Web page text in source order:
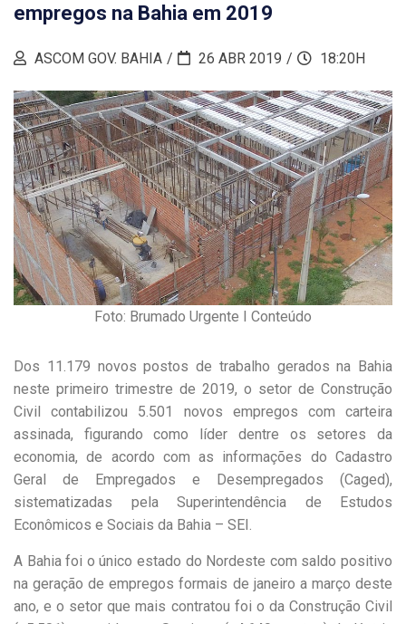
empregos na Bahia em 2019
ASCOM GOV. BAHIA 26 ABR 2019 18:20H
Foto: Brumado Urgente I Conteúdo
Dos 11.179 novos postos de trabalho gerados na Bahia
neste primeiro trimestre de 2019, o setor de Construção
Civil contabilizou 5.501 novos empregos com carteira
assinada, figurando como líder dentre os setores da
economia, de acordo com as informações do Cadastro
Geral de Empregados e Desempregados (Caged),
sistematizadas pela Superintendência de Estudos
Econômicos e Sociais da Bahia – SEI.
A Bahia foi o único estado do Nordeste com saldo positivo
na geração de empregos formais de janeiro a março deste
ano, e o setor que mais contratou foi o da Construção Civil